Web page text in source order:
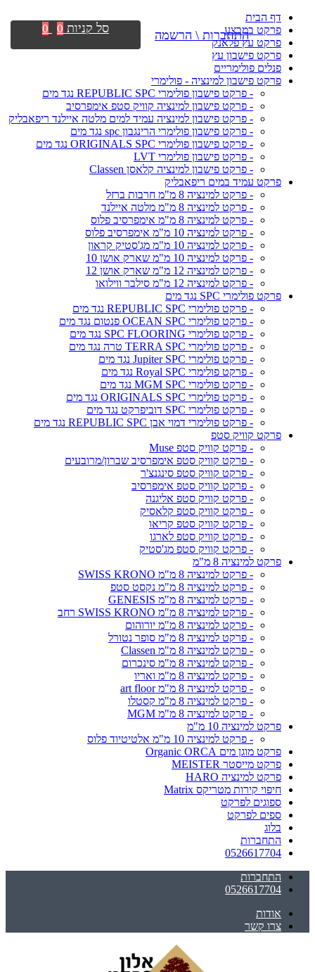
דף הבית
פרקט במבצע
פרקט עץ פלאנק
פרקט פישבון עץ
פנלים פולימריים
פרקט פישבון למינציה - פולימרי
- פרקט פישבון פולימרי REPUBLIC SPC נגד מים
- פרקט פישבון למינציה קוויק סטפ אימפרסיב
- פרקט פישבון למינציה עמיד למים מלטה איילנד ריפאבליק
- פרקט פישבון פולימרי הרינגבון spc נגד מים
- פרקט פישבון פולימרי ORIGINALS SPC נגד מים
- פרקט פישבון פולימרי LVT
- פרקט פישבון למינציה קלאסן Classen
פרקט עמיד במים ריפאבליק
- פרקט למינציה 8 מ"מ חרבות ברזל
- פרקט למינציה 8 מ"מ מלטה איילנד
- פרקט למינציה 8 מ"מ אימפרסיב פלוס
- פרקט למינציה 10 מ"מ אימפרסיב פלוס
- פרקט למינציה 10 מ"מ מג'סטיק קראון
- פרקט למינציה 10 מ"מ שארק אושן 10
- פרקט למינציה 12 מ"מ שארק אושן 12
- פרקט למינציה 12 מ"מ סילבר ווילואו
פרקט פולימרי SPC נגד מים
- פרקט פולימרי REPUBLIC SPC נגד מים
- פרקט פולימרי OCEAN SPC פנטום נגד מים
- פרקט פולימרי SPC FLOORING נגד מים
- פרקט פולימרי TERRA SPC טרה נגד מים
- פרקט פולימרי Jupiter SPC נגד מים
- פרקט פולימרי Royal SPC נגד מים
- פרקט פולימרי MGM SPC נגד מים
- פרקט פולימרי ORIGINALS SPC נגד מים
- פרקט פולימרי SPC דוביפרקט נגד מים
- פרקט פולימרי דמוי אבן REPUBLIC SPC נגד מים
פרקט קוויק סטפ
- פרקט קוויק סטפ Muse
- פרקט קוויק סטפ אימפרסיב שברון/מרובעים
- פרקט קוויק סטפ סינגנצ'ר
- פרקט קוויק סטפ אימפרסיב
- פרקט קוויק סטפ אליגנה
- פרקט קוויק סטפ קלאסיק
- פרקט קוויק סטפ קריאו
- פרקט קוויק סטפ לארגו
- פרקט קוויק סטפ מג'סטיק
פרקט למינציה 8 מ"מ
- פרקט למינציה 8 מ"מ SWISS KRONO
- פרקט למינציה 8 מ"מ נקסט סטפ
- פרקט למינציה 8 מ"מ GENESIS
- פרקט למינציה 8 מ"מ SWISS KRONO רחב
- פרקט למינציה 8 מ"מ יורוהום
- פרקט למינציה 8 מ"מ סופר נטורל
- פרקט למינציה 8 מ"מ Classen
- פרקט למינציה 8 מ"מ סינכרום
- פרקט למינציה 8 מ"מ ואריו
- פרקט למינציה 8 מ"מ art floor
- פרקט למינציה 8 מ"מ קסטלו
- פרקט למינציה 8 מ"מ MGM
פרקט למינציה 10 מ"מ
- פרקט למינציה 10 מ"מ אלטיטיוד פלוס
פרקט מוגן מים Organic ORCA
פרקט מייסטר MEISTER
פרקט למינציה HARO
חיפוי קירות מטריקס Matrix
ספוגים לפרקט
ספים לפרקט
בלוג
התחברות
0526617704
התחברות
0526617704
אודות
צרו קשר
התחברות \ הרשמה סל קניות 0
0